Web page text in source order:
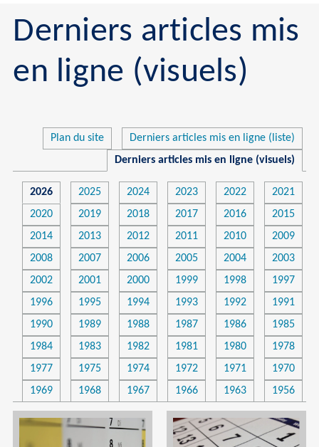
Derniers articles mis
en ligne (visuels)
Plan du site
Derniers articles mis en ligne (liste)
Derniers articles mis en ligne (visuels)
2026 2025 2024 2023 2022
2021
2020
2019 2018 2017 2016
2015
2014
2013 2012 2011 2010
2009
2008
2007 2006 2005 2004
2003
2002
2001 2000 1999 1998
1997
1996
1995 1994 1993 1992
1991
1990
1989 1988 1987 1986
1985
1984
1983 1982 1981 1980
1978
1977
1975 1974 1972 1971
1970
1969
1968 1967 1966 1963 1956